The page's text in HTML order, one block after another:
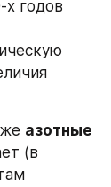
азотные
(в